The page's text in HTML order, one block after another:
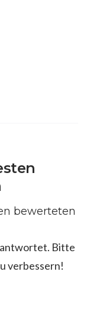
bewerteten
Bitte
verbessern!